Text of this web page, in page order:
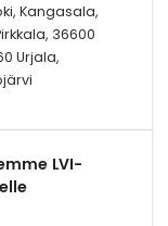
Kangasala,
36600
Urjala,
LVI-